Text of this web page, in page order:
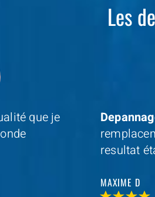
Les
occupé du
et le
Je
chez moi
j'ai trouvé
VALERIE V